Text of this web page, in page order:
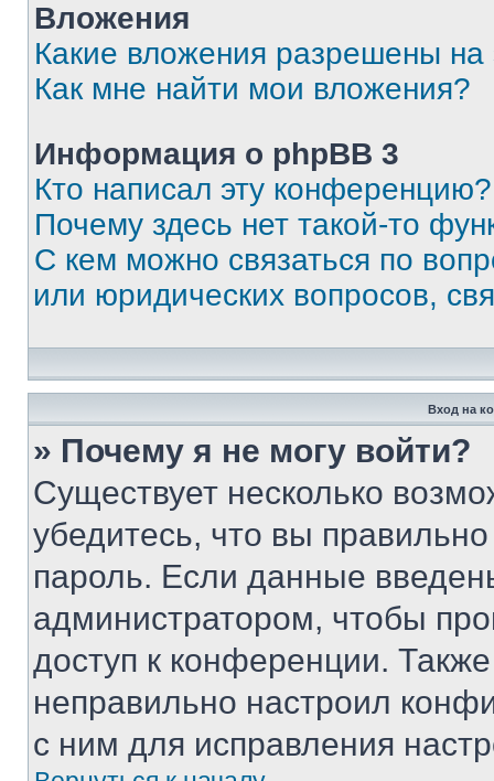
Вложения
Какие вложения разрешены
Как мне найти мои вложения?
Информация о phpBB 3
Кто написал эту конференцию?
Почему здесь нет такой-то
С кем можно связаться по
или юридических вопросов,
Вход на
» Почему я не могу войти?
Существует несколько
убедитесь, что вы
пароль. Если данные
администратором, чтобы
доступ к конференции.
неправильно настроил
с ним для исправления